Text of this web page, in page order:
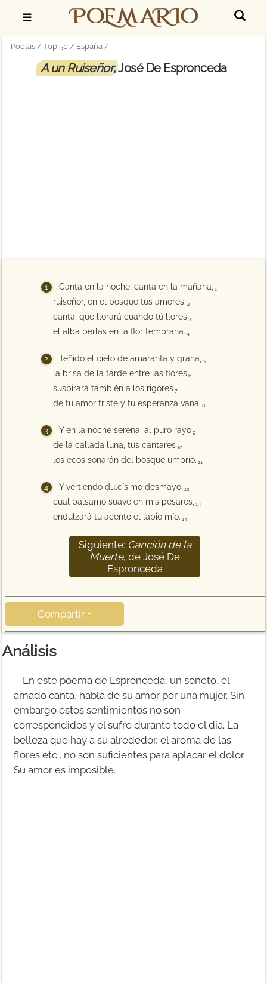
☰
Poetas Top 50 España
A un Ruiseñor, José De Espronceda
Canta en la noche, canta en la mañana, 1
ruiseñor, en el bosque tus amores; 2
canta, que llorará cuando tú llores 3
el alba perlas en la flor temprana. 4
Teñido el cielo de amaranta y grana, 5
la brisa de la tarde entre las flores 6
suspirará también a los rigores 7
de tu amor triste y tu esperanza vana. 8
Y en la noche serena, al puro rayo 9
de la callada luna, tus cantares 10
los ecos sonarán del bosque umbrío. 11
Y vertiendo dulcísimo desmayo, 12
cual bálsamo süave en mis pesares, 13
endulzará tu acento el labio mío. 14
Siguiente: Canción de la
Muerte, de José De
Espronceda
Compartir +
Análisis
En este poema de Espronceda, un soneto, el
amado canta, habla de su amor por una mujer. Sin
embargo estos sentimientos no son
correspondidos y el sufre durante todo el día. La
belleza que hay a su alrededor, el aroma de las
flores etc., no son suficientes para aplacar el dolor.
Su amor es imposible.